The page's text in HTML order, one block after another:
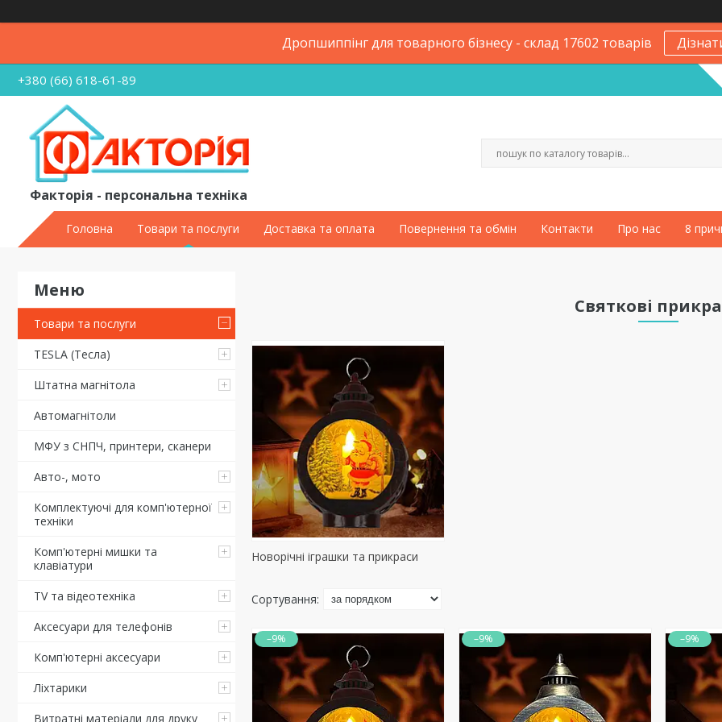
Дропшиппінг для товарного бізнесу - склад 17602 товарів
+380 (66) 618-61-89
Факторія - персональна техніка
Головна Товари та послуги Доставка та оплата Повернення та обмін Контакти Про нас 8
Товари та послуги
TESLA (Тесла)
Штатна магнітола
Автомагнітоли
МФУ з СНПЧ, принтери, сканери
Авто-, мото
Комплектуючі для комп'ютерної
техніки
Комп'ютерні мишки та
клавіатури
TV та відеотехніка
Аксесуари для телефонів
Комп'ютерні аксесуари
Ліхтарики
Витратні матеріали для друку
Святкові
Новорічні іграшки та прикраси
–9% –9% –9%